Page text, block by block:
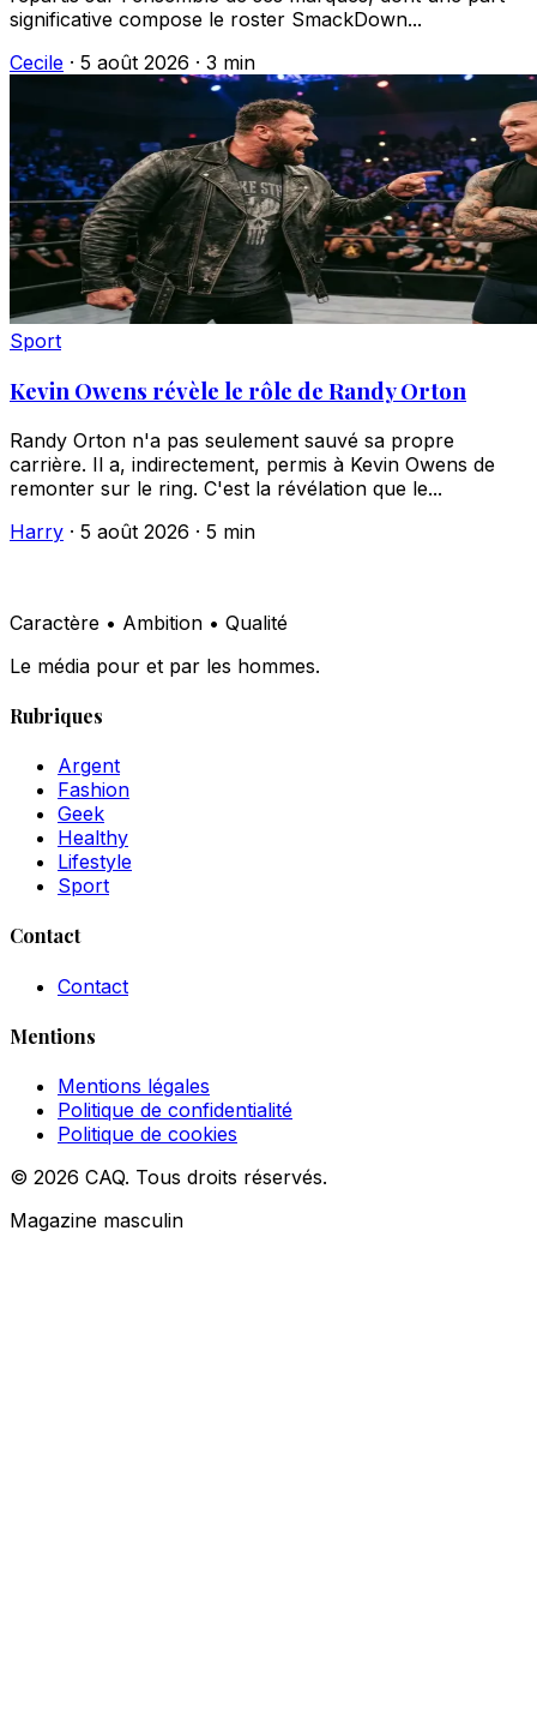
significative compose le roster SmackDown...
Cecile · 5 août 2026 · 3 min
Sport
Kevin Owens révèle le rôle de Randy Orton
Randy Orton n'a pas seulement sauvé sa propre
carrière. Il a, indirectement, permis à Kevin Owens de
remonter sur le ring. C'est la révélation que le...
Harry · 5 août 2026 · 5 min
Caractère • Ambition • Qualité
Le média pour et par les hommes.
Rubriques
Argent
Fashion
Geek
Healthy
Lifestyle
Sport
Contact
Contact
Mentions
Mentions légales
Politique de confidentialité
Politique de cookies
© 2026 CAQ. Tous droits réservés.
Magazine masculin